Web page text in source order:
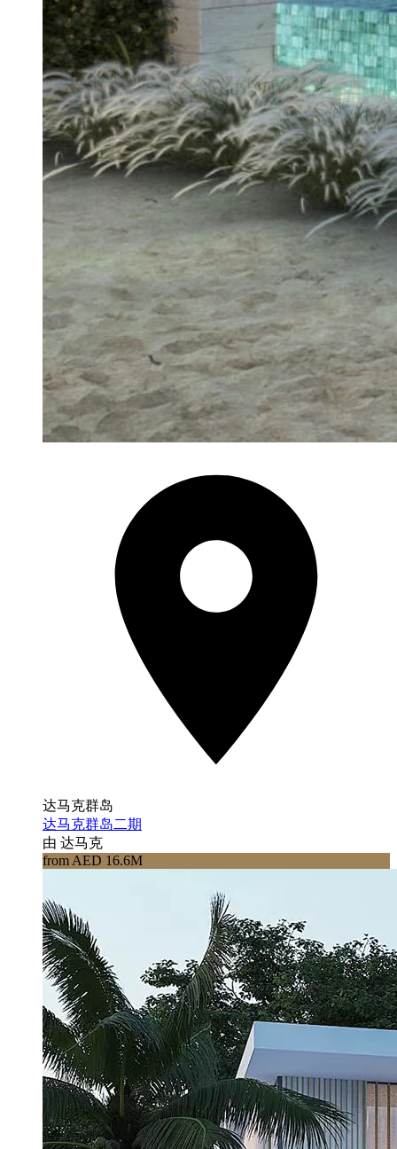
达马克群岛
达马克群岛二期
由 达马克
from AED 16.6M